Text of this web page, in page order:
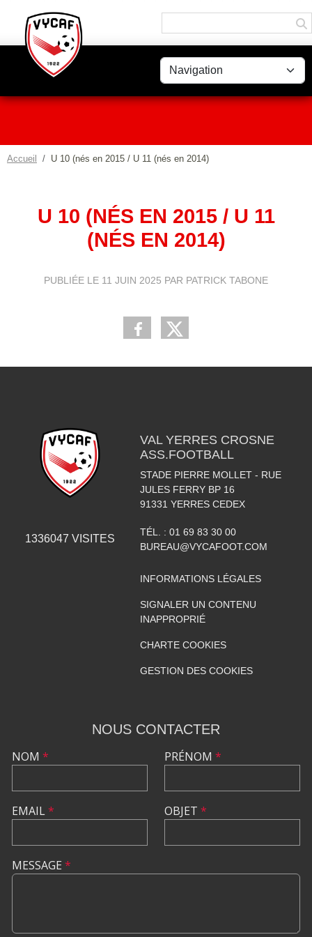
Accueil U 10 (nés en 2015 / U 11 (nés en 2014)
U 10 (NÉS EN 2015 / U 11
(NÉS EN 2014)
PUBLIÉE LE 11 JUIN 2025 PAR PATRICK TABONE
1336047 VISITES
VAL YERRES CROSNE
ASS.FOOTBALL
STADE PIERRE MOLLET - RUE
JULES FERRY BP 16
91331 YERRES CEDEX
TÉL. : 01 69 83 30 00
BUREAU@VYCAFOOT.COM
INFORMATIONS LÉGALES
SIGNALER UN CONTENU
INAPPROPRIÉ
CHARTE COOKIES
GESTION DES COOKIES
NOUS CONTACTER
NOM *
EMAIL*
PRÉNOM *
OBJET *
MESSAGE *